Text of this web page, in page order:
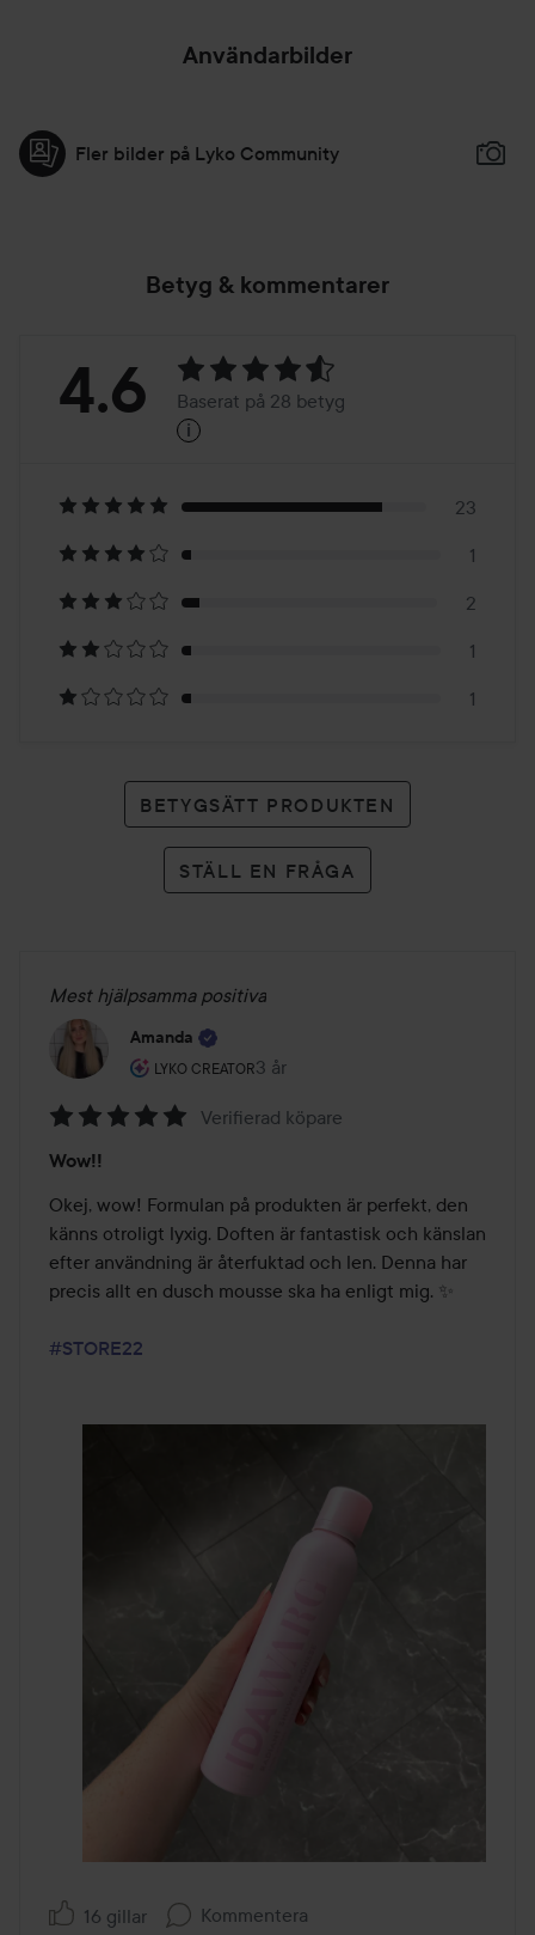
Användarbilder
Fler bilder på Lyko Community
Betyg & kommentarer
Betyg:
Baserat
på
28
betyg
4.6 Baserat på 28 betyg
i
23
1
2
1
1
BETYGSÄTT PRODUKTEN
STÄLL EN FRÅGA
Mest hjälpsamma positiva
Amanda
LYKO CREATOR
Användarens roll: Lyko Creator.
3 år
Inlägget skapades 3 år
5
av
5
Verifierad köpare
Wow!!
Okej, wow! Formulan på produkten är perfekt, den
känns otroligt lyxig. Doften är fantastisk och känslan
efter användning är återfuktad och len. Denna har
precis allt en dusch mousse ska ha enligt mig. ✨
#STORE22
16 gillar Kommentera